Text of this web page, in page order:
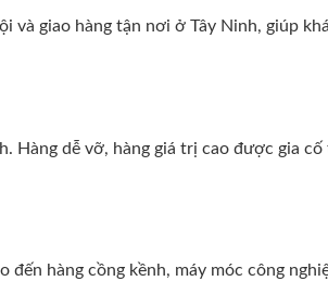
và giao hàng tận nơi ở Tây Ninh, giúp
Hàng dễ vỡ, hàng giá trị cao được gia cố
hàng cồng kềnh, máy móc công